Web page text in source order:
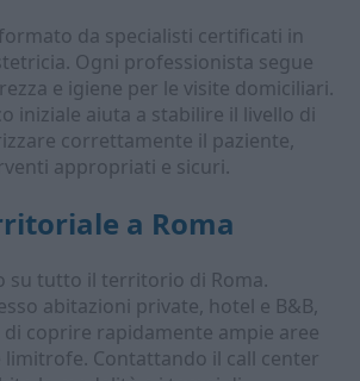
da specialisti certificati in
Ogni professionista segue
e igiene per le visite domiciliari.
iniziale aiuta a stabilire il livello di
correttamente il paziente,
appropriati e sicuri.
a Roma
su tutto il territorio di Roma.
abitazioni private, hotel e B&B,
coprire rapidamente ampie aree
limitrofe. Contattando il call center